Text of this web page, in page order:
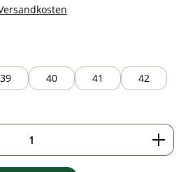
39 40 41
42
den gewünschten Wert ein